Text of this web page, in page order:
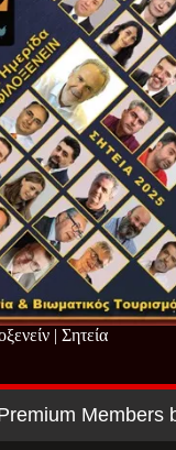
| Σητεία
Business | Κρητών
Members